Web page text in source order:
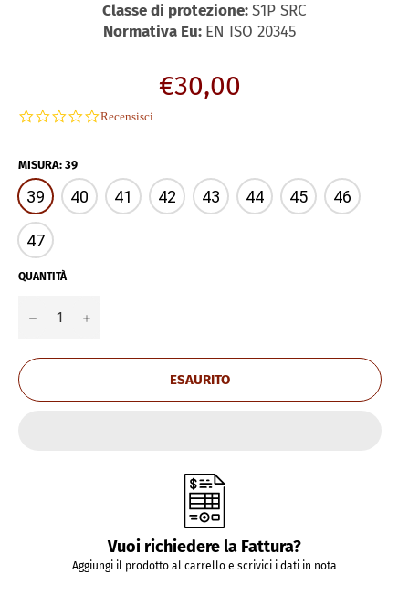
Classe di protezione:S1P SRC
Normativa Eu: EN ISO 20345
Prezzo
€30,00
0.0
Recensisci
MISURA: 39
39 40 41 42 43 44 45 46
47
QUANTITÀ
− +
ESAURITO
Vuoi richiedere la Fattura?
Aggiungi il prodotto al carrello e scrivici i dati in nota